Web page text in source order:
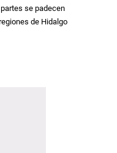
se padecen
de Hidalgo